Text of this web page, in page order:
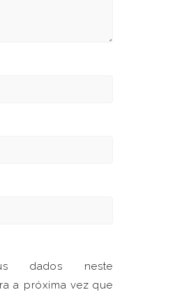
dados neste
a próxima vez que